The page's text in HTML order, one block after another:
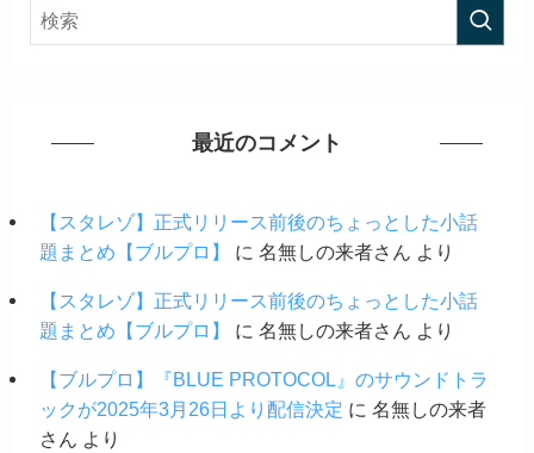
最近のコメント
【スタレゾ】正式リリース前後のちょっとした小話
題まとめ【ブルプロ】
に 名無しの来者さん より
【スタレゾ】正式リリース前後のちょっとした小話
題まとめ【ブルプロ】
に 名無しの来者さん より
【ブルプロ】『BLUE PROTOCOL』のサウンドトラ
ックが2025年3月26日より配信決定 に 名無しの来者
さん より